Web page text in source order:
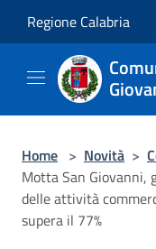
Regione Calabria
Home > Novità >
Motta San Giovanni,
delle attività
supera il 77%